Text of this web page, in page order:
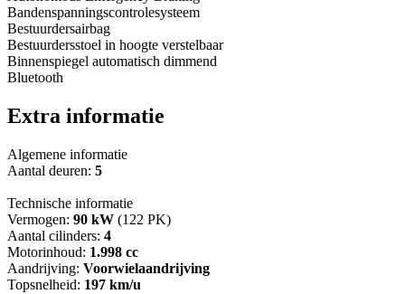
Bandenspanningscontrolesysteem
Bestuurdersairbag
Bestuurdersstoel in hoogte verstelbaar
Binnenspiegel automatisch dimmend
Bluetooth
Extra informatie
Algemene informatie
Aantal deuren: 5
Technische informatie
Vermogen: 90 kW (122 PK)
Aantal cilinders: 4
Motorinhoud: 1.998 cc
Aandrijving: Voorwielaandrijving
Topsnelheid: 197 km/u